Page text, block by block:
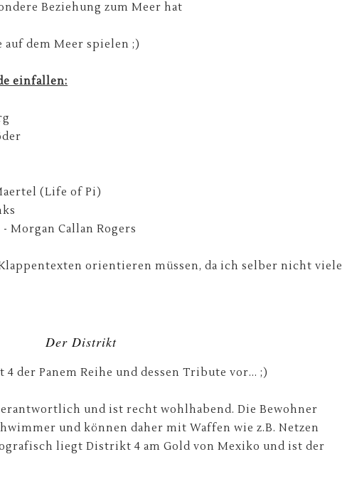
Beziehung zum Meer hat
dem Meer spielen ;)
einfallen:
(Life of Pi)
Morgan Callan Rogers
orientieren müssen, da ich selber nicht viele
Der Distrikt
der Panem Reihe und dessen Tribute vor... ;)
und ist recht wohlhabend. Die Bewohner
und können daher mit Waffen wie z.B. Netzen
liegt Distrikt 4 am Gold von Mexiko und ist der